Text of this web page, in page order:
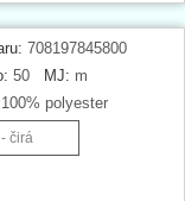
708197845800
50 MJ: m
100% polyester
čirá